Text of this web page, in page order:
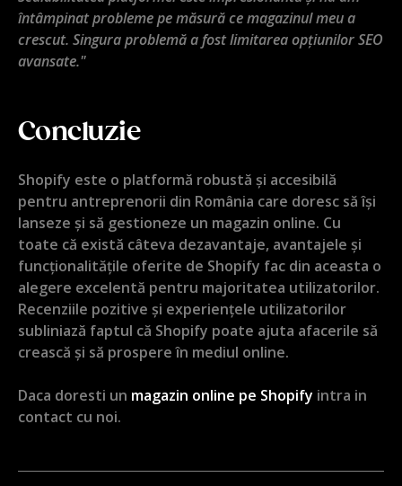
întâmpinat probleme pe măsură ce magazinul meu a
crescut. Singura problemă a fost limitarea opțiunilor SEO
avansate."
Concluzie
Shopify este o platformă robustă și accesibilă
pentru antreprenorii din România care doresc să își
lanseze și să gestioneze un magazin online. Cu
toate că există câteva dezavantaje, avantajele și
funcționalitățile oferite de Shopify fac din aceasta o
alegere excelentă pentru majoritatea utilizatorilor.
Recenziile pozitive și experiențele utilizatorilor
subliniază faptul că Shopify poate ajuta afacerile să
crească și să prospere în mediul online.
Daca doresti un magazin online pe Shopify intra in
contact cu noi.